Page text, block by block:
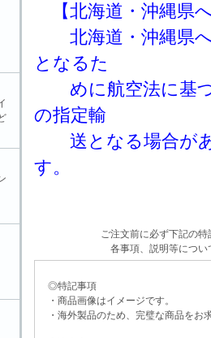
【北海道・沖縄県
北海道・沖縄県へ
となるた
めに航空法に基づ
の指定輸
送となる場合があ
す。
ご注文前に必ず下記の
各事項、説明等につい
◎特記事項
・商品画像はイメージです。
・海外製品のため、完璧な商品をお